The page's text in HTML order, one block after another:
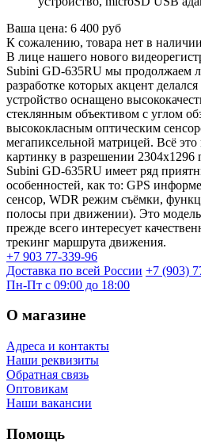
Ваша цена: 6 400 руб
К сожалению, товара нет в
В лице нашего нового
Subini GD-635RU мы продолжаем
разработке которых акцент
устройство оснащено
стеклянным объективом с углом
высококласным оптическим
мегапиксельной матрицей. Всё
картинку в разрешении
Subini GD-635RU имеет ряд
особенностей, как то: GPS
сенсор, WDR режим съёмки,
полосы при движении). Это модель
прежде всего интересует
трекинг маршрута движения.
+7 903 77-339-96
Доставка по всей России +7 (903)
Пн-Пт с 09:00 до 18:00
О магазине
Адреса и контакты
Наши реквизиты
Обратная связь
Оптовикам
Наши вакансии
Помощь